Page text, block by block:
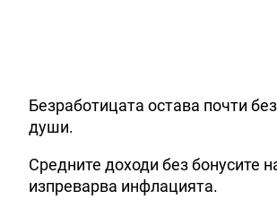
Безработицата остава почти
души.
Средните доходи без бонусите
изпреварва инфлацията.